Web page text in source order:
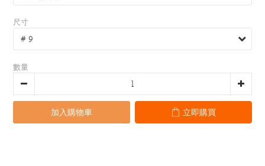
尺寸
數量
加入購物車 立即購買